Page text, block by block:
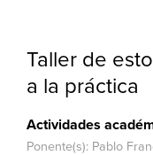
Taller de
a la práctica
Actividades
Ponente(s): Pablo